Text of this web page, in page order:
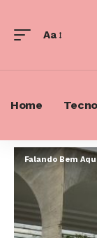
Font
Aa
Home
Falando Bem